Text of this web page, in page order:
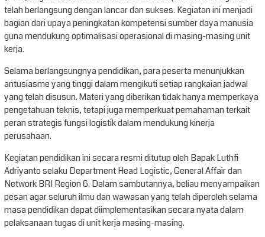
telah berlangsung dengan lancar dan sukses. Kegiatan ini menjadi
bagian dari upaya peningkatan kompetensi sumber daya manusia
guna mendukung optimalisasi operasional di masing-masing unit
kerja.
Selama berlangsungnya pendidikan, para peserta menunjukkan
antusiasme yang tinggi dalam mengikuti setiap rangkaian jadwal
yang telah disusun. Materi yang diberikan tidak hanya memperkaya
pengetahuan teknis, tetapi juga memperkuat pemahaman terkait
peran strategis fungsi logistik dalam mendukung kinerja
perusahaan.
Kegiatan pendidikan ini secara resmi ditutup oleh Bapak Luthfi
Adriyanto selaku Department Head Logistic, General Affair dan
Network BRI Region 6. Dalam sambutannya, beliau menyampaikan
pesan agar seluruh ilmu dan wawasan yang telah diperoleh selama
masa pendidikan dapat diimplementasikan secara nyata dalam
pelaksanaan tugas di unit kerja masing-masing.